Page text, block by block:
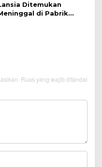
Ditemukan
di Pabrik
Ruas yang wajib ditandai